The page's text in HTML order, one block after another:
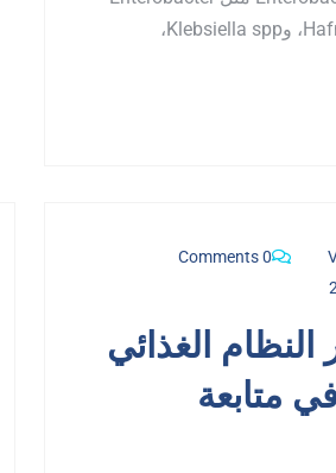
spp، وHafnia alveii، وKlebsiella spp،
0 Comments
النظام الغذائي
متابعة